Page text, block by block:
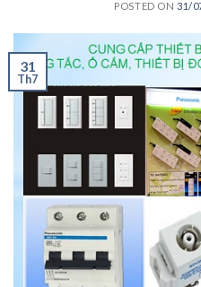
POSTED ON 31/
31
Th7